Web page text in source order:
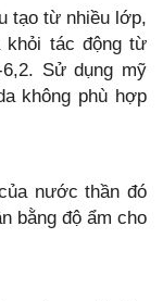
tạo từ nhiều lớp,
khỏi tác động từ
Sử dụng mỹ
không phù hợp
nước thần đó
bằng độ ẩm cho